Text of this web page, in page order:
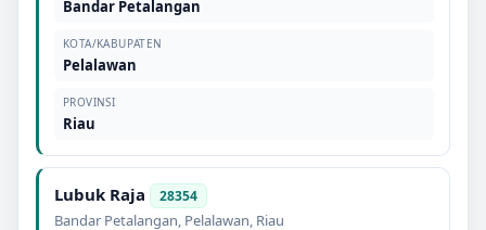
Bandar Petalangan
KOTA/KABUPATEN
Pelalawan
PROVINSI
Riau
Lubuk Raja 28354
Bandar Petalangan, Pelalawan, Riau